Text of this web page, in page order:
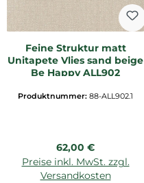
Feine Struktur matt
Unitapete Vlies sand beige
Be Happy ALL902
Produktnummer: 88-ALL902.1
Regulärer Preis:
62,00 €
Preise inkl. MwSt. zzgl.
Versandkosten